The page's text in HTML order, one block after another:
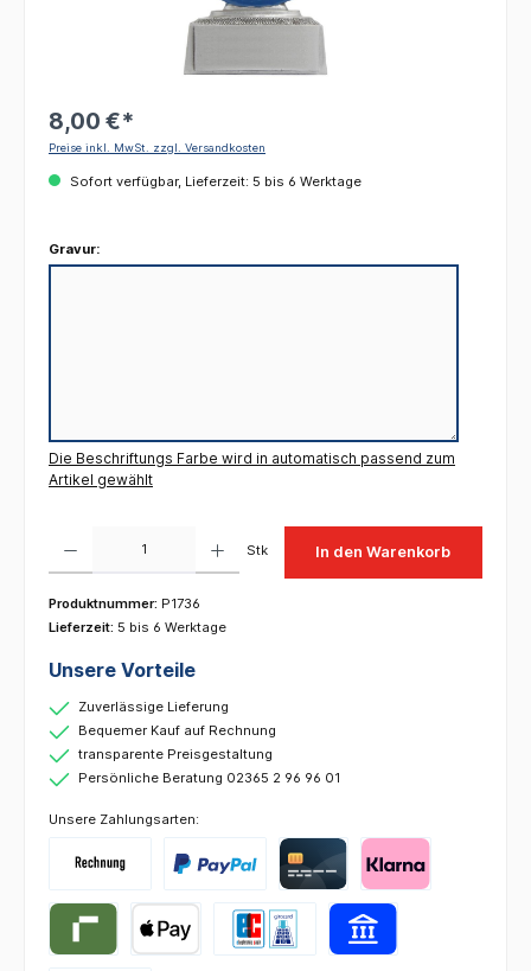
8,00 €*
Preise inkl. MwSt. zzgl. Versandkosten
Sofort verfügbar, Lieferzeit: 5 bis 6 Werktage
Gravur:
Die Beschriftungs Farbe wird in automatisch passend zum
Artikel gewählt
Stk In den Warenkorb
Produktnummer: P1736
Lieferzeit: 5 bis 6 Werktage
Unsere Vorteile
Zuverlässige Lieferung
Bequemer Kauf auf Rechnung
transparente Preisgestaltung
Persönliche Beratung 02365 2 96 96 01
Unsere Zahlungsarten: